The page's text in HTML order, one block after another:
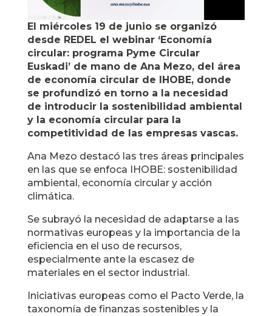
El miércoles 19 de junio se organizó
desde REDEL el webinar ‘Economía
circular: programa Pyme Circular
Euskadi’ de mano de Ana Mezo, del área
de economía circular de IHOBE, donde
se profundizó en torno a la necesidad
de introducir la sostenibilidad ambiental
y la economía circular para la
competitividad de las empresas vascas.
Ana Mezo destacó las tres áreas principales
en las que se enfoca IHOBE: sostenibilidad
ambiental, economía circular y acción
climática.
Se subrayó la necesidad de adaptarse a las
normativas europeas y la importancia de la
eficiencia en el uso de recursos,
especialmente ante la escasez de
materiales en el sector industrial.
Iniciativas europeas como el Pacto Verde, la
taxonomía de finanzas sostenibles y la